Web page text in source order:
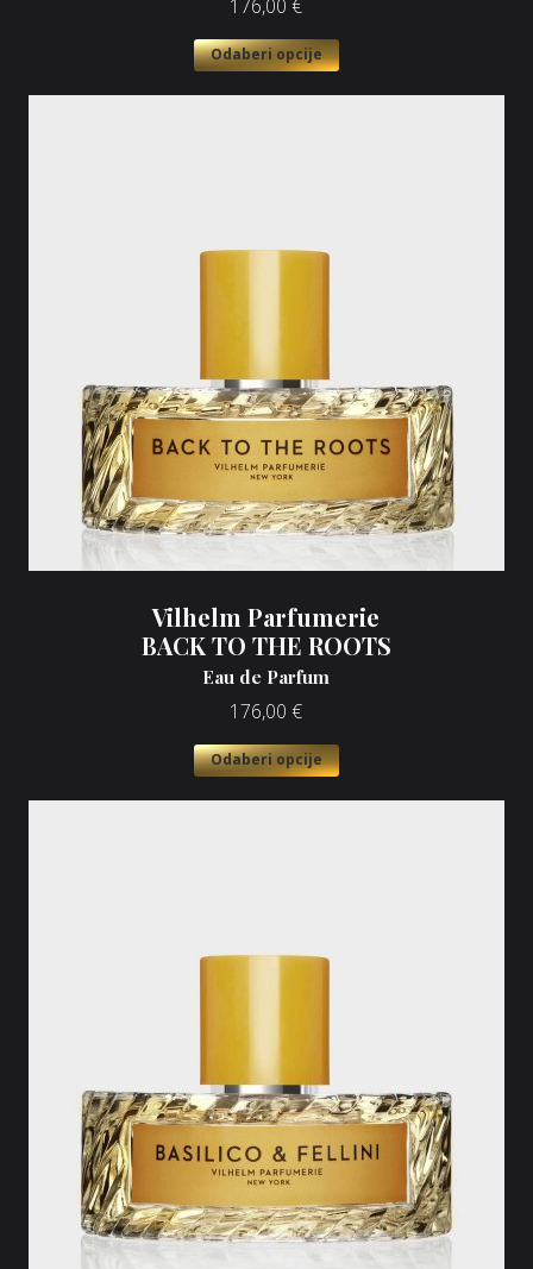
176,00 €
Odaberi opcije
Vilhelm Parfumerie
BACK TO THE ROOTS
Eau de Parfum
176,00 €
Odaberi opcije